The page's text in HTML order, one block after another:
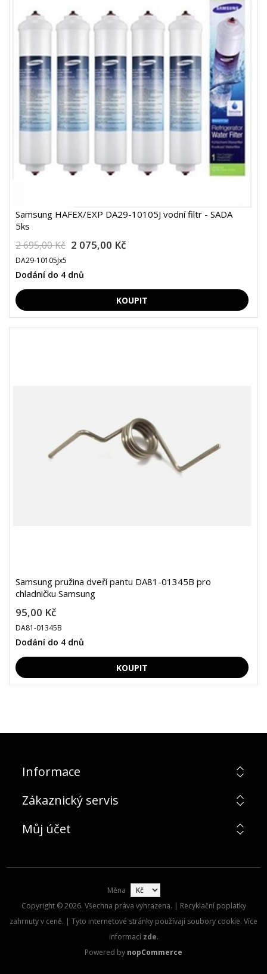
Samsung HAFEX/EXP DA29-10105J vodní filtr - SADA
5ks
2 695,00 Kč 2 075,00 Kč
DA29-10105Jx5
Dodání do 4 dnů
Samsung pružina dveří pantu DA81-01345B pro
chladničku Samsung
95,00 Kč
DA81-01345B
Dodání do 4 dnů
Informace
Zákaznický servis
Můj účet
Měna
Copyright © 2026. Všechna práva vyhrazena. | Recyklační poplatky
zahrnuty v ceně. | Tyto internetové stránky používají soubory cookie. Více
informací zde.
Powered by nopCommerce